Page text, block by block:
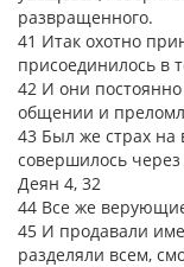
развращенного.
41 Итак охотно
присоединилось в
42 И они
общении и
43 Был же страх на
совершилось
Деян 4, 32
44 Все же
45 И продавали
разделяли всем,